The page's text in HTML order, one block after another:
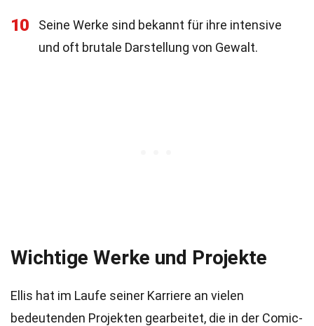
10
Seine Werke sind bekannt für ihre intensive
und oft brutale Darstellung von Gewalt.
Wichtige Werke und Projekte
Ellis hat im Laufe seiner Karriere an vielen
bedeutenden Projekten gearbeitet, die in der Comic-